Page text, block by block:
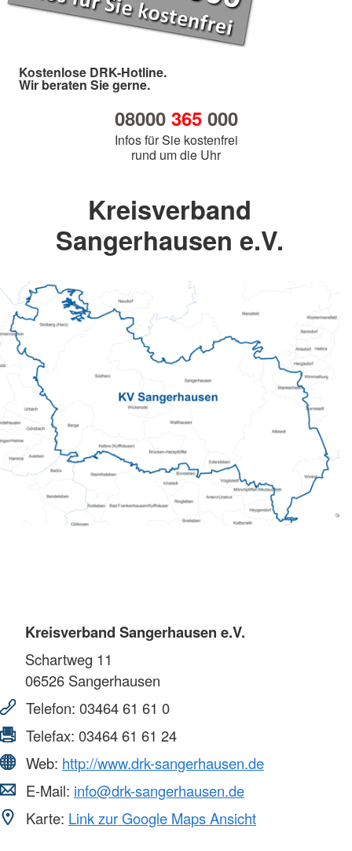
Kostenlose DRK-Hotline.
Wir beraten Sie gerne.
08000 365000
Infos für Sie kostenfrei
rund um die Uhr
Kreisverband
Sangerhausen e.V.
Kreisverband Sangerhausen e.V.
Schartweg 11
06526 Sangerhausen
Telefon: 03464 61 61 0
Telefax: 03464 61 61 24
Web: http://www.drk-sangerhausen.de
E-Mail: info@drk-sangerhausen.de
Karte: Link zur Google Maps Ansicht